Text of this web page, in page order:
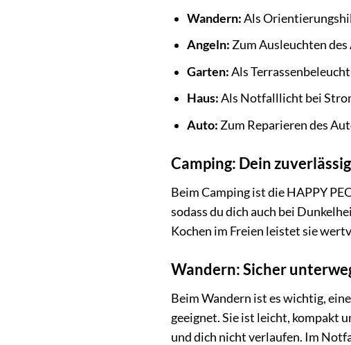
Wandern:Als
Angeln:Zum Ausleuchten des
Garten:Als
Haus:Als Notfalllicht bei
Auto: Zum Reparieren des
Camping: Dein
Beim Camping ist die HAPPY
sodass du dich auch bei
Kochen im Freien leistet sie
Wandern: Sicher
Beim Wandern ist es wichtig,
geeignet. Sie ist leicht, kompakt
und dich nicht verlaufen. Im